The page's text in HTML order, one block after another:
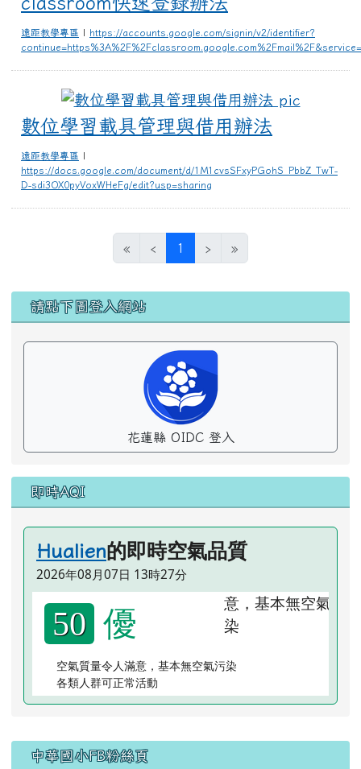
遠距教學專區 | https://accounts.google.com/signin/v2/identifier?
數位學
數位學習載具管理與借用辦法
遠距教學專區 |
https://docs.google.com/document/d/1M1cvsSFxyPGohS_PbbZ_TwT-
D-sdi3OX0pyVoxWHeFg/edit?usp=sharing
« ‹ 1 (目前頁次)
› »
左邊區域內容
請點下圖登入網站
花蓮縣 OIDC 登入
即時AQI
Hualien的即時空氣品質
2026年08月07日 13時27分
50 優
空氣質量令人滿意，基本無空氣污染
各類人群可正常活動
右邊區域內容
中華國小FB粉絲頁